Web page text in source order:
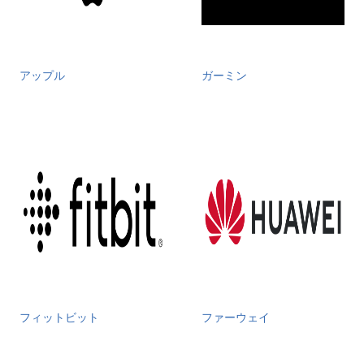
アップル ガーミン
フィットビット ファーウェイ